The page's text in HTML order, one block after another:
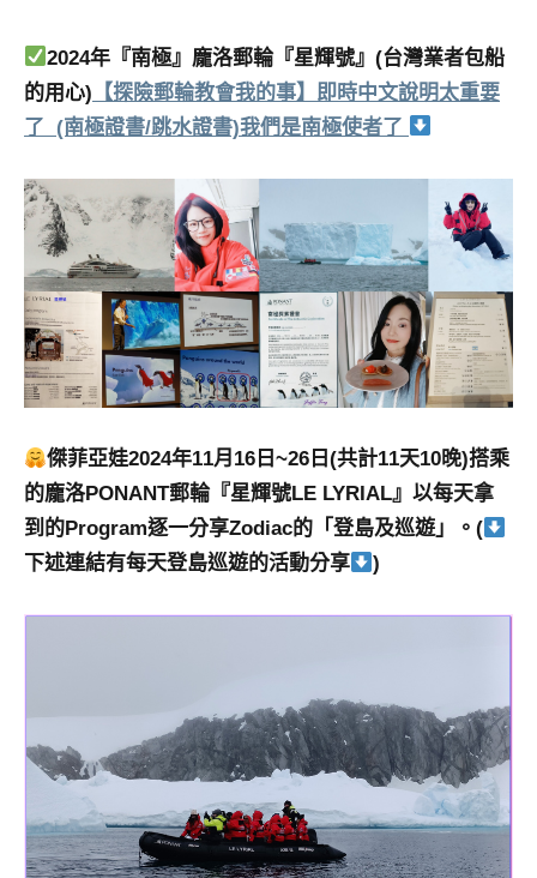
2024年『南極』龐洛郵輪『星輝號』(台灣業者包船
的用心) 【探險郵輪教會我的事】即時中文說明太重要
了 (南極證書/跳水證書)我們是南極使者了
傑菲亞娃2024年11月16日~26日(共計11天10晚)搭乘
的龐洛PONANT郵輪『星輝號LE LYRIAL』以每天拿
到的Program逐一分享Zodiac的「登島及巡遊」。(
下述連結有每天登島巡遊的活動分享
)